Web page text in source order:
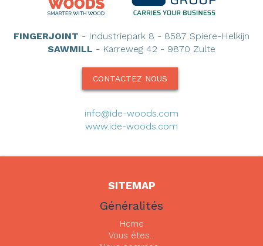
FINGERJOINT - Industriepark 8 - 8587 Spiere-Helkijn
SAWMILL - Karreweg 42 - 9870 Zulte
CONTACTEZ NOUS
info@ide-woods.com
www.ide-woods.com
SITEMAP
Généralités
Home
Vous êtes...